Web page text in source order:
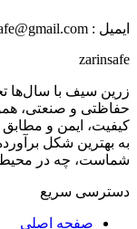
ایمیل : zarinsafe@gmail.com
zarinsafe
زرین سیف با سال‌ها
حفاظتی و صنعتی،
کیفیت، ایمن و مطابق
به بهترین شکل
شماست، چه در محیط
دسترسی سریع
صفحه اصلی